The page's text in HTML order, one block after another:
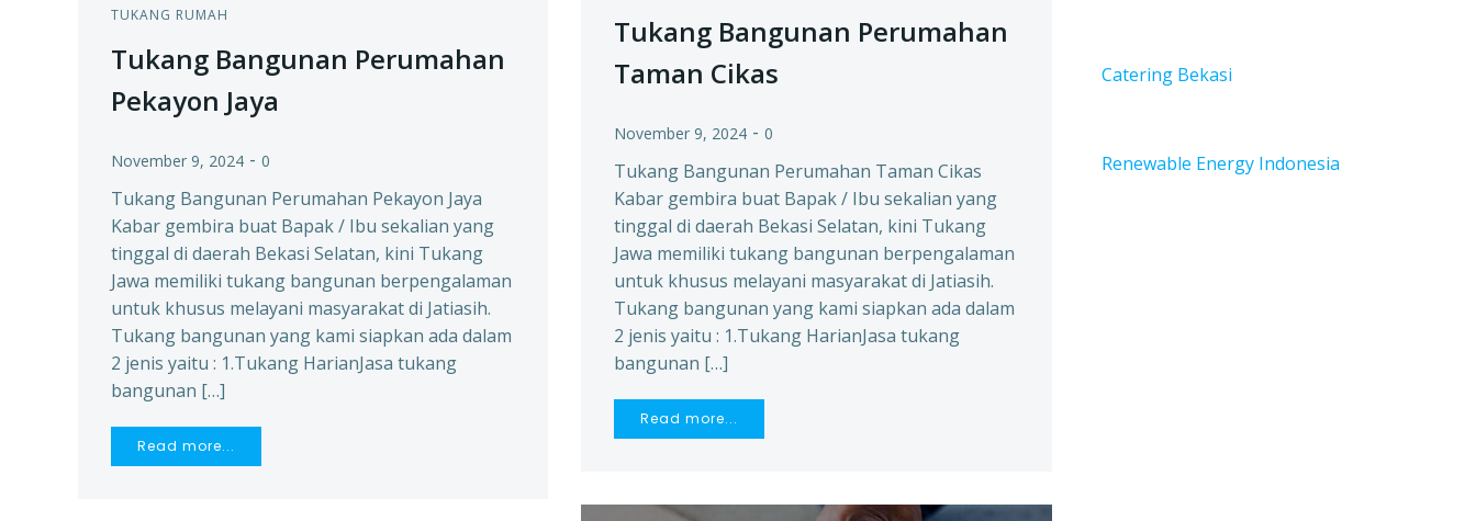
Tukang Bangunan Perumahan
Taman Cikas
November 9, 2024 - 0
Tukang Bangunan Perumahan Taman Cikas
Kabar gembira buat Bapak / Ibu sekalian yang
tinggal di daerah Bekasi Selatan, kini Tukang
Jawa memiliki tukang bangunan berpengalaman
untuk khusus melayani masyarakat di Jatiasih.
Tukang bangunan yang kami siapkan ada dalam
2 jenis yaitu : 1.Tukang HarianJasa tukang
bangunan […]
Read more...
TUKANG RUMAH
Tukang Bangunan Perumahan
Pekayon Jaya
November 9, 2024 - 0
Tukang Bangunan Perumahan Pekayon Jaya
Kabar gembira buat Bapak / Ibu sekalian yang
tinggal di daerah Bekasi Selatan, kini Tukang
Jawa memiliki tukang bangunan berpengalaman
untuk khusus melayani masyarakat di Jatiasih.
Tukang bangunan yang kami siapkan ada dalam
2 jenis yaitu : 1.Tukang HarianJasa tukang
bangunan […]
Read more...
Catering Bekasi
Renewable Energy Indonesia